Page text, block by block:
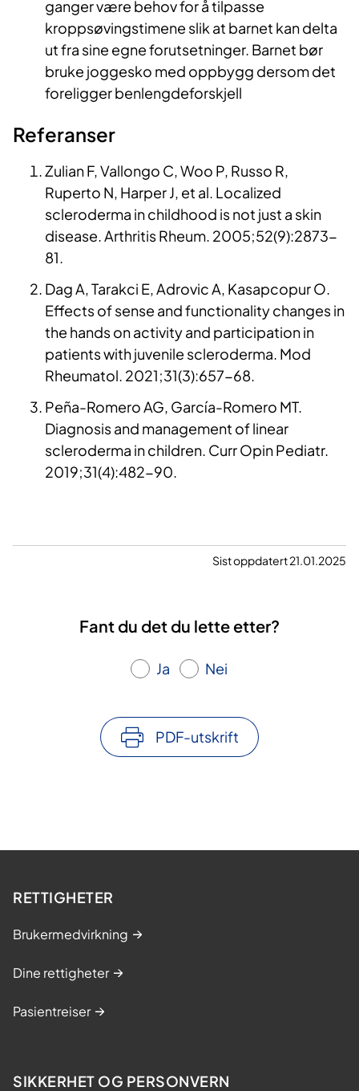
ganger være behov for å tilpasse
kroppsøvingstimene slik at barnet kan delta
ut fra sine egne forutsetninger. Barnet bør
bruke joggesko med oppbygg dersom det
foreligger benlengdeforskjell
Referanser
Zulian F, Vallongo C, Woo P, Russo R,
Ruperto N, Harper J, et al. Localized
scleroderma in childhood is not just a skin
disease. Arthritis Rheum. 2005;52(9):2873-
81.
Dag A, Tarakci E, Adrovic A, Kasapcopur O.
Effects of sense and functionality changes in
the hands on activity and participation in
patients with juvenile scleroderma. Mod
Rheumatol. 2021;31(3):657-68.
Peña-Romero AG, García-Romero MT.
Diagnosis and management of linear
scleroderma in children. Curr Opin Pediatr.
2019;31(4):482-90.
Sist oppdatert 21.01.2025
Fant du det du lette etter?
Ja Nei
PDF-utskrift
RETTIGHETER
Brukermedvirkning
Dine rettigheter
Pasientreiser
SIKKERHET OG PERSONVERN